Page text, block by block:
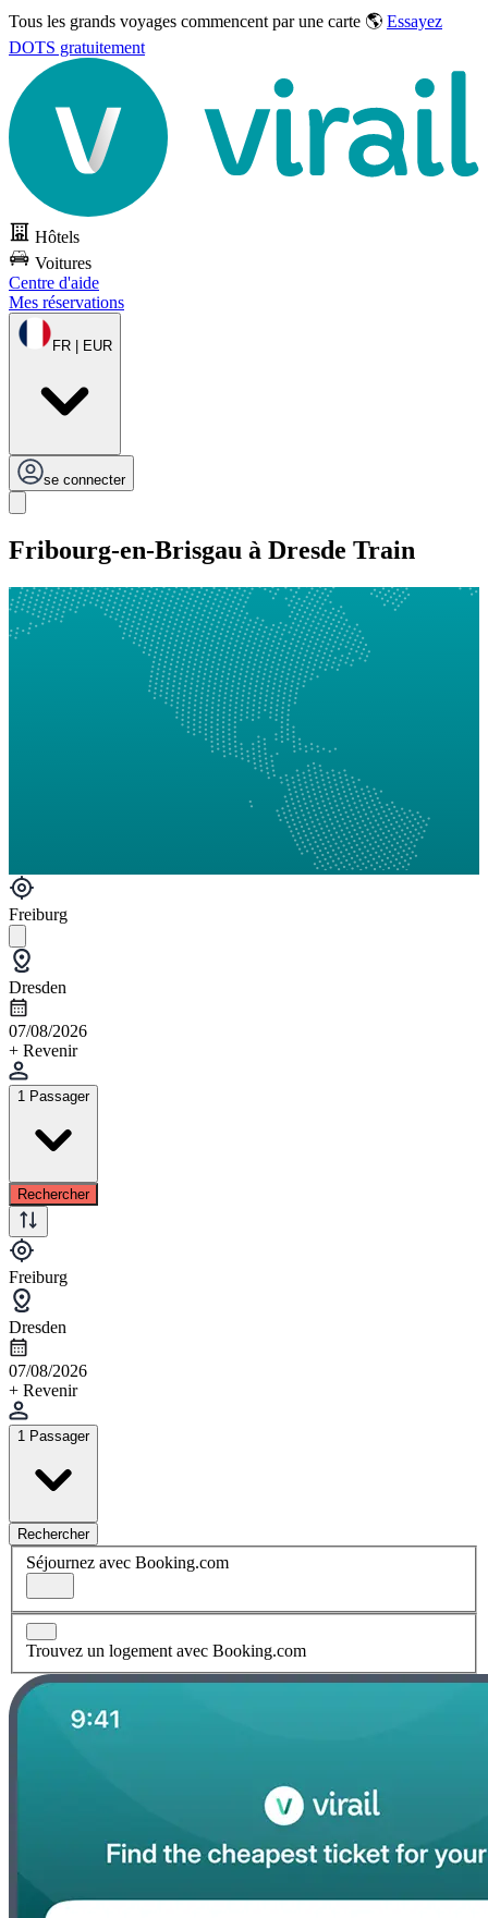
Tous les grands voyages commencent par une carte 🌎 Essayez
DOTS gratuitement
Hôtels
Voitures
Centre d'aide
Mes réservations
FR | EUR
se connecter
Fribourg-en-Brisgau à Dresde Train
Freiburg
Dresden
07/08/2026
+ Revenir
1 Passager
Rechercher
Freiburg
Dresden
07/08/2026
+ Revenir
1 Passager
Rechercher
Séjournez avec Booking.com
Trouvez un logement avec Booking.com